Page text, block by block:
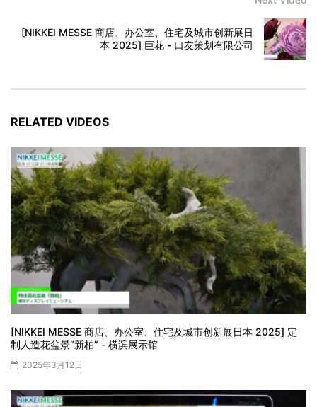
[NIKKEI MESSE 商店、办公室、住宅及城市创新展日
本 2025] 巨花 - 口友策划有限公司
RELATED VIDEOS
[NIKKEI MESSE 商店、办公室、住宅及城市创新展日本 2025] 定
制人造花盆景“新柏” - 横滨展示馆
2025年3月12日